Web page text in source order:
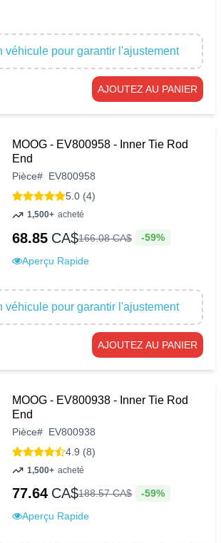
véhicule pour garantir l'ajustement
AJOUTEZ AU PANIER
MOOG - EV800958 - Inner Tie Rod
End
Pièce# EV800958
5.0 (4)
1,500+ acheté
68.85 CA$166.08CA$ -59%
Aperçu Rapide
véhicule pour garantir l'ajustement
AJOUTEZ AU PANIER
MOOG - EV800938 - Inner Tie Rod
End
Pièce# EV800938
4.9 (8)
1,500+ acheté
77.64 CA$188.57CA$ -59%
Aperçu Rapide